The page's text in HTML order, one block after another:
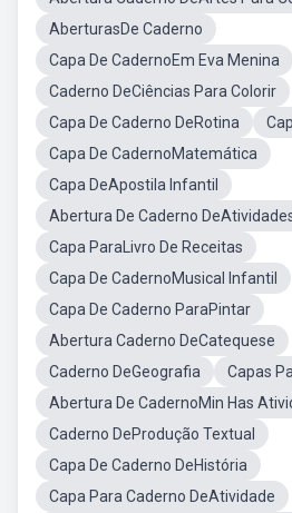
AberturasDe Caderno
Capa De CadernoEm Eva Menina
Caderno DeCiências Para Colorir
Capa De Caderno DeRotina
Capa De CadernoMatemática
Capa DeApostila Infantil
Abertura De Caderno
Capa ParaLivro De Receitas
Capa De CadernoMusical Infantil
Capa De Caderno ParaPintar
Abertura Caderno DeCatequese
Caderno DeGeografia
Capas
Abertura De CadernoMin Has
Caderno DeProdução Textual
Capa De Caderno DeHistória
Capa Para Caderno DeAtividade